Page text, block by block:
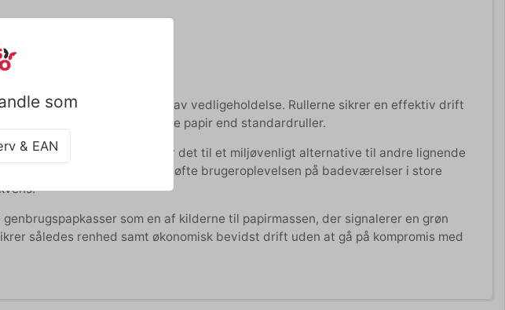
som
& EAN
papkasser
brugervenlighed og lav vedligeholdelse. Rullerne sikrer en effektiv drift
da det kan rumme mere papir end standardruller.
genbrugsfibre, hvilket gør det til et miljøvenligt alternative til andre lignende
samtidig en god måde at løfte brugeroplevelsen på badeværelser i store
som en af kilderne til papirmassen, der signalerer en grøn
således renhed samt økonomisk bevidst drift uden at gå på kompromis med